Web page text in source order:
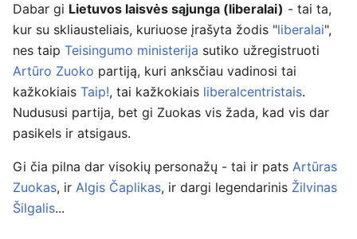
Dabar gi Lietuvos laisvės sąjunga (liberalai) - tai ta,
kur su skliausteliais, kuriuose įrašyta žodis "liberalai",
nes taip Teisingumo ministerija sutiko užregistruoti
Artūro Zuoko partiją, kuri anksčiau vadinosi tai
kažkokiais Taip!, tai kažkokiais liberalcentristais.
Nudususi partija, bet gi Zuokas vis žada, kad vis dar
pasikels ir atsigaus.
Gi čia pilna dar visokių personažų - tai ir pats Artūras
Zuokas, ir Algis Čaplikas, ir dargi legendarinis Žilvinas
Šilgalis...